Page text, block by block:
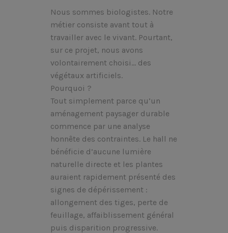
Nous sommes biologistes. Notre
métier consiste avant tout à
travailler avec le vivant. Pourtant,
sur ce projet, nous avons
volontairement choisi… des
végétaux artificiels.
Pourquoi ?
Tout simplement parce qu’un
aménagement paysager durable
commence par une analyse
honnête des contraintes. Le hall ne
bénéficie d’aucune lumière
naturelle directe et les plantes
auraient rapidement présenté des
signes de dépérissement :
allongement des tiges, perte de
feuillage, affaiblissement général
puis disparition progressive.